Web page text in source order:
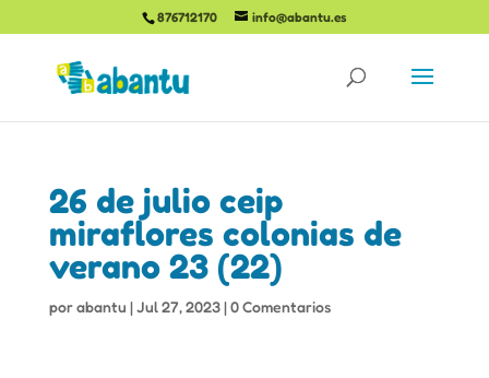
876712170 info@abantu.es
26 de julio ceip
miraflores colonias de
verano 23 (22)
porabantu |Jul 27, 2023|0 Comentarios